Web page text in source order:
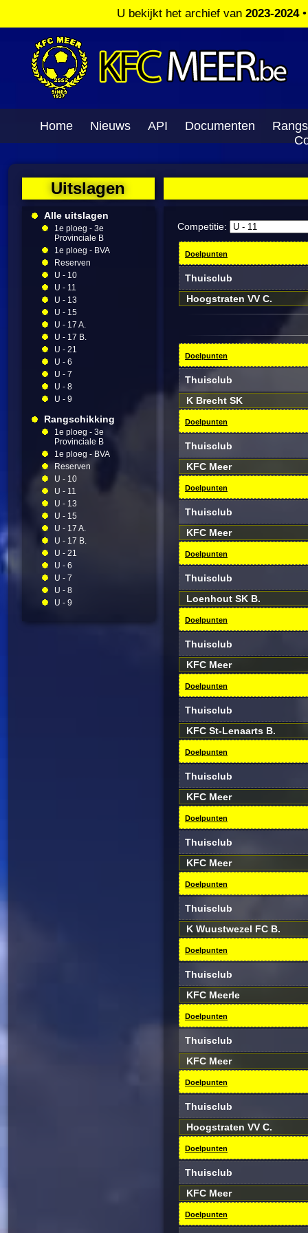
U bekijkt het archief van 2023-2024
Home Nieuws API Documenten
Uitslagen
Alle uitslagen
1e ploeg - 3e
Provinciale B
1e ploeg - BVA
Reserven
U - 10
U - 11
U - 13
U - 15
U - 17 A.
U - 17 B.
U - 21
U - 6
U - 7
U - 8
U - 9
Rangschikking
1e ploeg - 3e
Provinciale B
1e ploeg - BVA
Reserven
U - 10
U - 11
U - 13
U - 15
U - 17 A.
U - 17 B.
U - 21
U - 6
U - 7
U - 8
U - 9
Competitie:
Doelpunten
Thuisclub
Hoogstraten VV C.
Doelpunten
Thuisclub
K Brecht SK
Doelpunten
Thuisclub
KFC Meer
Doelpunten
Thuisclub
KFC Meer
Doelpunten
Thuisclub
Loenhout SK B.
Doelpunten
Thuisclub
KFC Meer
Doelpunten
Thuisclub
KFC St-Lenaarts B.
Doelpunten
Thuisclub
KFC Meer
Doelpunten
Thuisclub
KFC Meer
Doelpunten
Thuisclub
K Wuustwezel FC B.
Doelpunten
Thuisclub
KFC Meerle
Doelpunten
Thuisclub
KFC Meer
Doelpunten
Thuisclub
Hoogstraten VV C.
Doelpunten
Thuisclub
KFC Meer
Doelpunten